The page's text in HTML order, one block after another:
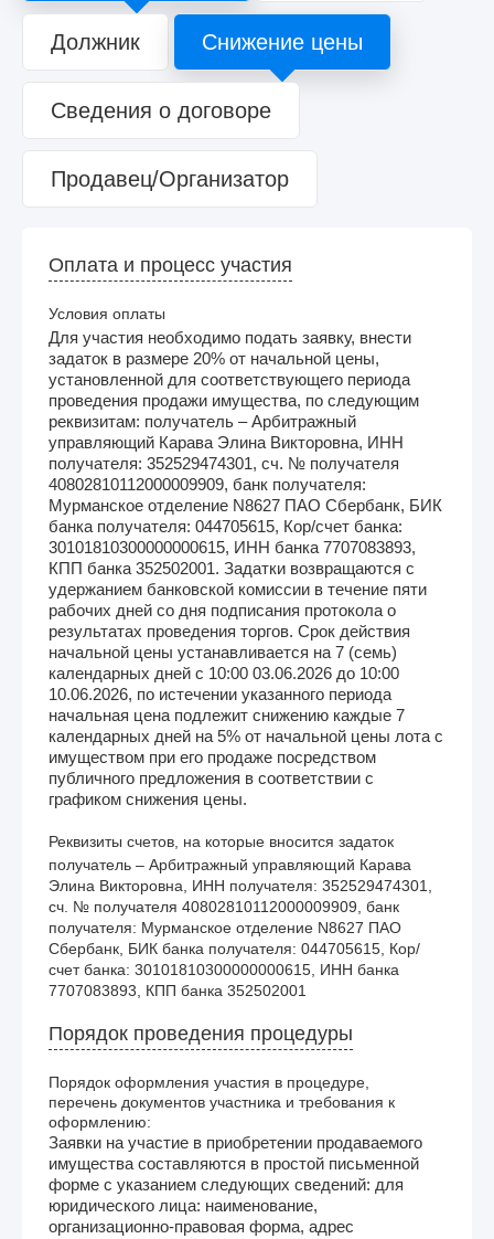
Должник Снижение цены
Сведения о договоре
Продавец/Организатор
Оплата и процесс участия
Условия оплаты
Для участия необходимо подать заявку, внести
задаток в размере 20% от начальной цены,
установленной для соответствующего периода
проведения продажи имущества, по следующим
реквизитам: получатель – Арбитражный
управляющий Карава Элина Викторовна, ИНН
получателя: 352529474301, сч. № получателя
40802810112000009909, банк получателя:
Мурманское отделение N8627 ПАО Сбербанк, БИК
банка получателя: 044705615, Кор/счет банка:
30101810300000000615, ИНН банка 7707083893,
КПП банка 352502001. Задатки возвращаются с
удержанием банковской комиссии в течение пяти
рабочих дней со дня подписания протокола о
результатах проведения торгов. Срок действия
начальной цены устанавливается на 7 (семь)
календарных дней с 10:00 03.06.2026 до 10:00
10.06.2026, по истечении указанного периода
начальная цена подлежит снижению каждые 7
календарных дней на 5% от начальной цены лота с
имуществом при его продаже посредством
публичного предложения в соответствии с
графиком снижения цены.
Реквизиты счетов, на которые вносится задаток
получатель – Арбитражный управляющий Карава
Элина Викторовна, ИНН получателя: 352529474301,
сч. № получателя 40802810112000009909, банк
получателя: Мурманское отделение N8627 ПАО
Сбербанк, БИК банка получателя: 044705615, Кор/
счет банка: 30101810300000000615, ИНН банка
7707083893, КПП банка 352502001
Порядок проведения процедуры
Порядок оформления участия в процедуре,
перечень документов участника и требования к
оформлению:
Заявки на участие в приобретении продаваемого
имущества составляются в простой письменной
форме с указанием следующих сведений: для
юридического лица: наименование,
организационно-правовая форма, адрес